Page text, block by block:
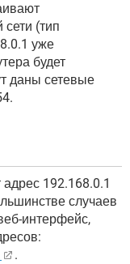
(тип
уже
будет
даны сетевые
192.168.0.1
случаев
интерфейс,
.